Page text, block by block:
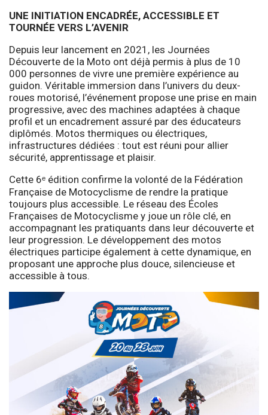
UNE INITIATION ENCADRÉE, ACCESSIBLE ET
TOURNÉE VERS L’AVENIR
Depuis leur lancement en 2021, les Journées
Découverte de la Moto ont déjà permis à plus de 10
000 personnes de vivre une première expérience au
guidon. Véritable immersion dans l’univers du deux-
roues motorisé, l’événement propose une prise en main
progressive, avec des machines adaptées à chaque
profil et un encadrement assuré par des éducateurs
diplômés. Motos thermiques ou électriques,
infrastructures dédiées : tout est réuni pour allier
sécurité, apprentissage et plaisir.
Cette 6ᵉ édition confirme la volonté de la Fédération
Française de Motocyclisme de rendre la pratique
toujours plus accessible. Le réseau des Écoles
Françaises de Motocyclisme y joue un rôle clé, en
accompagnant les pratiquants dans leur découverte et
leur progression. Le développement des motos
électriques participe également à cette dynamique, en
proposant une approche plus douce, silencieuse et
accessible à tous.